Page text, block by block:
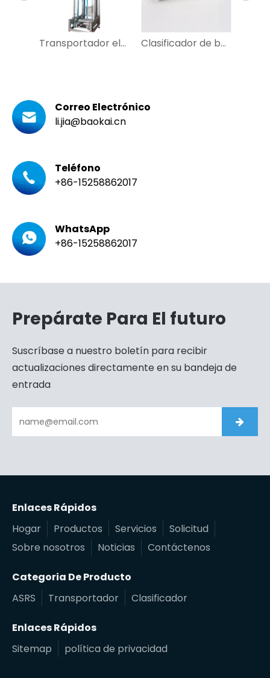
Transportador elevador para sistema de transporte Warahouse Clasificador de banda cruzada de bucle personalizado ampliamente utilizado con DWS para prendas de vestir, Express
Correo Electrónico
li.jia@baokai.cn
Teléfono
+86-15258862017
WhatsApp
+86-15258862017
Prepárate Para El futuro
Suscríbase a nuestro boletín para recibir
actualizaciones directamente en su bandeja de
entrada
Enlaces Rápidos
Hogar
Productos Servicios
Solicitud
Sobre nosotros
Noticias Contáctenos
Categoria De Producto
ASRS
Transportador Clasificador
Enlaces Rápidos
Sitemap
política de privacidad